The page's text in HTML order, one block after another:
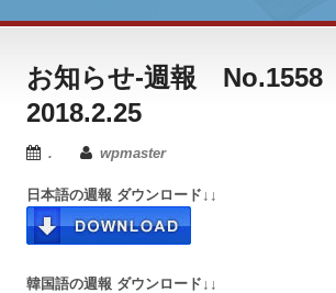
お知らせ-週報 No.1558
2018.2.25
. wpmaster
日本語の週報 ダウンロード↓↓
韓国語の週報 ダウンロード↓↓